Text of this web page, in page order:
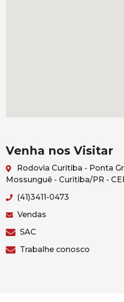
Venha nos Visitar
Rodovia Curitiba - Ponta
Mossunguê - Curitiba/PR -
(41)3411-0473
Vendas
SAC
Trabalhe conosco